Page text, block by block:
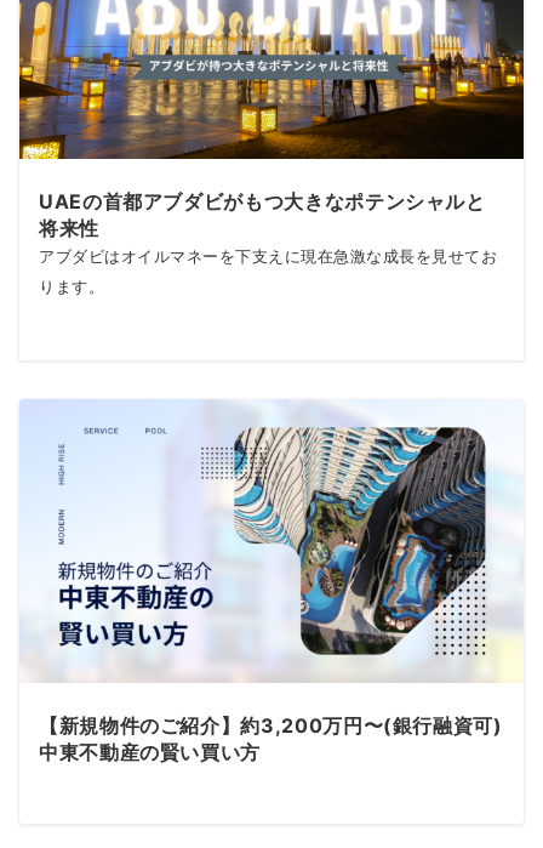
UAEの首都アブダビがもつ大きなポテンシャルと
将来性
アブダビはオイルマネーを下支えに現在急激な成長を見せてお
ります。
【新規物件のご紹介】約3,200万円〜(銀行融資可)
中東不動産の賢い買い方